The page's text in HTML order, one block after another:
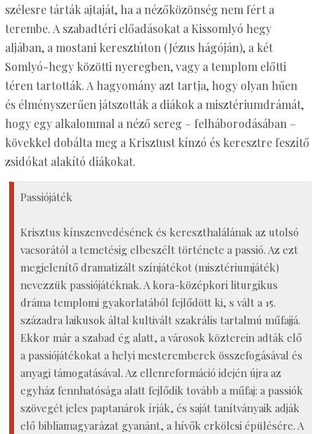
szélesre tárták ajtaját, ha a nézőközönség nem fért a
terembe. A szabadtéri előadásokat a Kissomlyó hegy
aljában, a mostani keresztúton (Jézus hágóján), a két
Somlyó-hegy közötti nyeregben, vagy a templom előtti
téren tartották. A hagyomány azt tartja, hogy olyan hűen
és élményszerűen játszották a diákok a misztériumdrámát,
hogy egy alkalommal a néző sereg – felháborodásában –
kövekkel dobálta meg a Krisztust kínzó és keresztre feszítő
zsidókat alakító diákokat.
Passiójáték
Krisztus kínszenvedésének és kereszthalálának az utolsó
vacsorától a temetésig elbeszélt története a passió. Az ezt
megjelenítő dramatizált színjátékot (misztériumjáték)
nevezzük passiójátéknak. A kora-középkori liturgikus
dráma templomi gyakorlatából fejlődött ki, s vált a 15.
századra laikusok által kultivált szakrális tartalmú műfajjá.
Ekkor már a szabad ég alatt, a városok közterein adták elő
a passiójátékokat a helyi mesteremberek összefogásával és
anyagi támogatásával. Az ellenreformáció idején újra az
egyház fennhatósága alatt fejlődik tovább a műfaj: a passiók
szövegét jeles paptanárok írják, és saját tanítványaik adják
elő bibliamagyarázat gyanánt, a hívők erkölcsi épülésére. A